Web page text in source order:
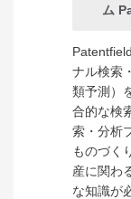
ム
ナル検索
類予測）
合的な検
索・分析
ものづく
産に関わ
な知識が